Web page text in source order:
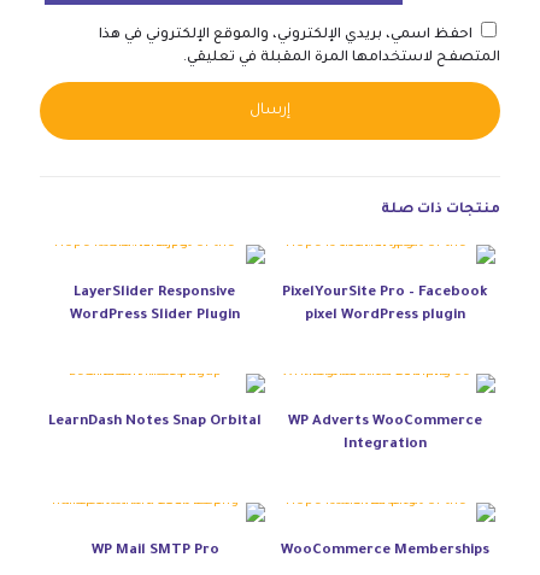
احفظ اسمي، بريدي الإلكتروني، والموقع الإلكتروني في هذا
المتصفح لاستخدامها المرة المقبلة في تعليقي.
منتجات ذات صلة
PixelYourSite Pro – Facebook
pixel WordPress plugin
LayerSlider Responsive
WordPress Slider Plugin
WP Adverts WooCommerce
Integration
LearnDash Notes Snap Orbital
WooCommerce Memberships
WP Mail SMTP Pro